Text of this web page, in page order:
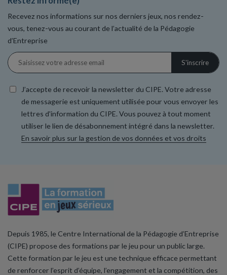
Recevez nos informations sur nos derniers jeux, nos rendez-
vous, tenez-vous au courant de l’actualité de la Pédagogie
d’Entreprise
J’accepte de recevoir la newsletter du CIPE. Votre adresse
de messagerie est uniquement utilisée pour vous envoyer les
lettres d'information du CIPE. Vous pouvez à tout moment
utiliser le lien de désabonnement intégré dans la newsletter.
En savoir plus sur la gestion de vos données et vos droits
Depuis 1985, le Centre International de la Pédagogie d’Entreprise
(CIPE) propose des formations par le jeu pour un public large.
Cette formation par le jeu est une technique efficace permettant
de renforcer l’esprit d’équipe, l’engagement et la compétition, des